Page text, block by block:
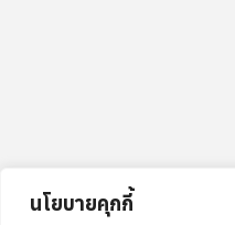
นโยบายคุกกี้